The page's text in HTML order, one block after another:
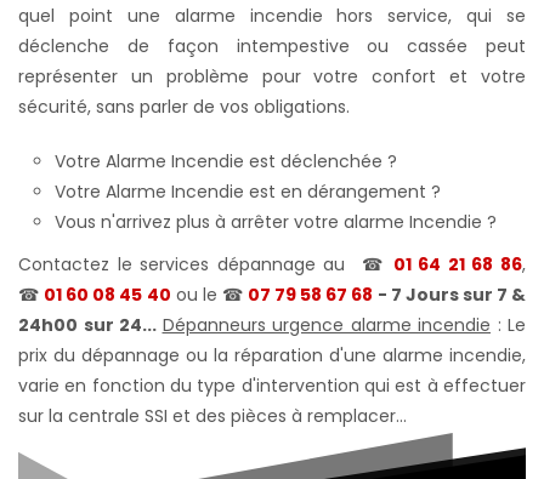
quel point une alarme incendie hors service, qui se
déclenche de façon intempestive ou cassée peut
représenter un problème pour votre confort et votre
sécurité, sans parler de vos obligations.
Votre Alarme Incendie est déclenchée ?
Votre Alarme Incendie est en dérangement ?
Vous n'arrivez plus à arrêter votre alarme Incendie ?
Contactez le services dépannage au
☎ 01 64 21 68 86,
☎ 01 60 08 45 40 ou le ☎ 07 79 58 67 68 - 7 Jours sur 7 &
24h00 sur 24... Dépanneurs urgence alarme incendie : Le
prix du dépannage ou la réparation d'une alarme incendie,
varie en fonction du type d'intervention qui est à effectuer
sur la centrale SSI et des pièces à remplacer...